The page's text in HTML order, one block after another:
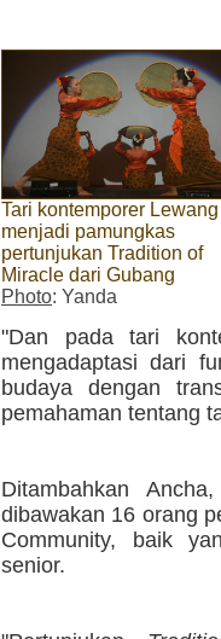
Tari kontemporer
menjadi pamungkas
pertunjukan Tradition of
Miracle dari Gubang
Photo: Yanda
"Dan pada tari
mengadaptasi dari
budaya dengan
pemahaman tentang
Ditambahkan
dibawakan 16 orang
Community, baik
senior.